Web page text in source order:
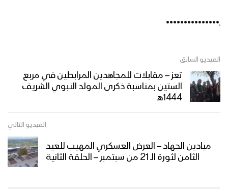
ـ•••••••••••••••
الفيديو السابق
تعز – مقابلات للمجاهدين المرابطين في مربع
الستين بمناسبة ذكرى المولد النبوي الشريف
1444هـ
الفيديو التالي
ميادين الجهاد – العرض العسكري المهيب للعيد
الثامن لثورة الـ 21 من سبتمبر – الحلقة الثانية